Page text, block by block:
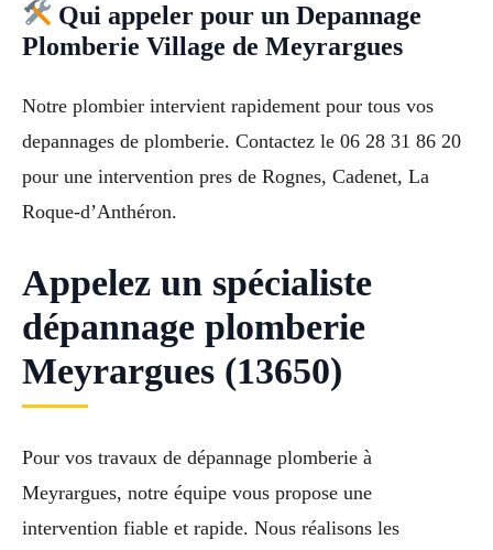
Qui appeler pour un Depannage
Plomberie Village de Meyrargues
Notre plombier intervient rapidement pour tous vos
depannages de plomberie. Contactez le 06 28 31 86 20
pour une intervention pres de Rognes, Cadenet, La
Roque-d’Anthéron.
Appelez un spécialiste
dépannage plomberie
Meyrargues (13650)
Pour vos travaux de dépannage plomberie à
Meyrargues, notre équipe vous propose une
intervention fiable et rapide. Nous réalisons les